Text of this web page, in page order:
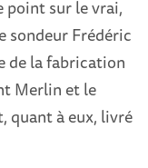
point sur le vrai,
sondeur Frédéric
de la fabrication
Merlin et le
quant à eux, livré